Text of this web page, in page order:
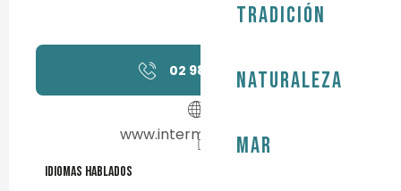
Tradición
Naturaleza
Mar
02 98 91 39 ▒▒
www.intermarche.com
Idiomas hablados
Idiomas hablados